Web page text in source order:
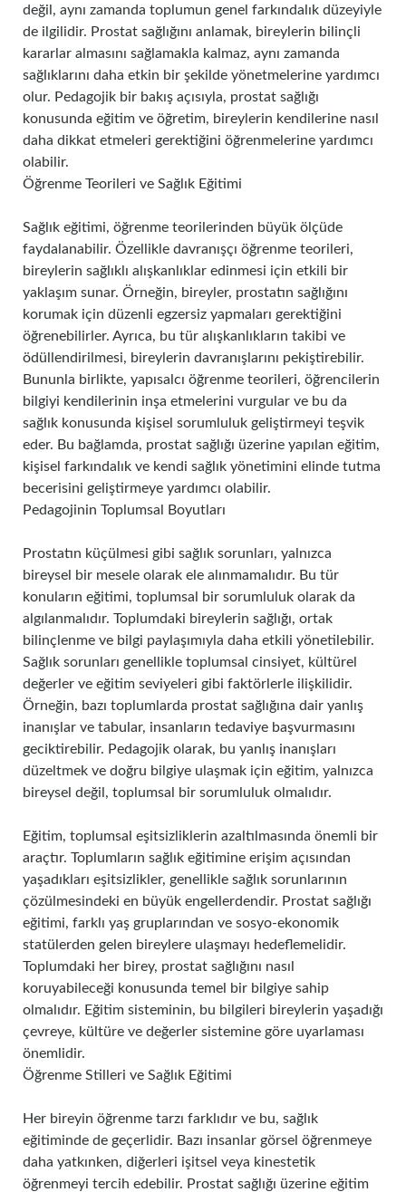
değil, aynı zamanda toplumun genel farkındalık düzeyiyle
de ilgilidir. Prostat sağlığını anlamak, bireylerin bilinçli
kararlar almasını sağlamakla kalmaz, aynı zamanda
sağlıklarını daha etkin bir şekilde yönetmelerine yardımcı
olur. Pedagojik bir bakış açısıyla, prostat sağlığı
konusunda eğitim ve öğretim, bireylerin kendilerine nasıl
daha dikkat etmeleri gerektiğini öğrenmelerine yardımcı
olabilir.
Öğrenme Teorileri ve Sağlık Eğitimi
Sağlık eğitimi, öğrenme teorilerinden büyük ölçüde
faydalanabilir. Özellikle davranışçı öğrenme teorileri,
bireylerin sağlıklı alışkanlıklar edinmesi için etkili bir
yaklaşım sunar. Örneğin, bireyler, prostatın sağlığını
korumak için düzenli egzersiz yapmaları gerektiğini
öğrenebilirler. Ayrıca, bu tür alışkanlıkların takibi ve
ödüllendirilmesi, bireylerin davranışlarını pekiştirebilir.
Bununla birlikte, yapısalcı öğrenme teorileri, öğrencilerin
bilgiyi kendilerinin inşa etmelerini vurgular ve bu da
sağlık konusunda kişisel sorumluluk geliştirmeyi teşvik
eder. Bu bağlamda, prostat sağlığı üzerine yapılan eğitim,
kişisel farkındalık ve kendi sağlık yönetimini elinde tutma
becerisini geliştirmeye yardımcı olabilir.
Pedagojinin Toplumsal Boyutları
Prostatın küçülmesi gibi sağlık sorunları, yalnızca
bireysel bir mesele olarak ele alınmamalıdır. Bu tür
konuların eğitimi, toplumsal bir sorumluluk olarak da
algılanmalıdır. Toplumdaki bireylerin sağlığı, ortak
bilinçlenme ve bilgi paylaşımıyla daha etkili yönetilebilir.
Sağlık sorunları genellikle toplumsal cinsiyet, kültürel
değerler ve eğitim seviyeleri gibi faktörlerle ilişkilidir.
Örneğin, bazı toplumlarda prostat sağlığına dair yanlış
inanışlar ve tabular, insanların tedaviye başvurmasını
geciktirebilir. Pedagojik olarak, bu yanlış inanışları
düzeltmek ve doğru bilgiye ulaşmak için eğitim, yalnızca
bireysel değil, toplumsal bir sorumluluk olmalıdır.
Eğitim, toplumsal eşitsizliklerin azaltılmasında önemli bir
araçtır. Toplumların sağlık eğitimine erişim açısından
yaşadıkları eşitsizlikler, genellikle sağlık sorunlarının
çözülmesindeki en büyük engellerdendir. Prostat sağlığı
eğitimi, farklı yaş gruplarından ve sosyo-ekonomik
statülerden gelen bireylere ulaşmayı hedeflemelidir.
Toplumdaki her birey, prostat sağlığını nasıl
koruyabileceği konusunda temel bir bilgiye sahip
olmalıdır. Eğitim sisteminin, bu bilgileri bireylerin yaşadığı
çevreye, kültüre ve değerler sistemine göre uyarlaması
önemlidir.
Öğrenme Stilleri ve Sağlık Eğitimi
Her bireyin öğrenme tarzı farklıdır ve bu, sağlık
eğitiminde de geçerlidir. Bazı insanlar görsel öğrenmeye
daha yatkınken, diğerleri işitsel veya kinestetik
öğrenmeyi tercih edebilir. Prostat sağlığı üzerine eğitim